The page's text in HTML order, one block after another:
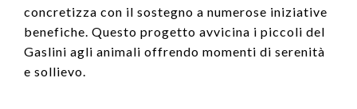
concretizza con il sostegno a numerose iniziative
benefiche. Questo progetto avvicina i piccoli del
Gaslini agli animali offrendo momenti di serenità
e sollievo.